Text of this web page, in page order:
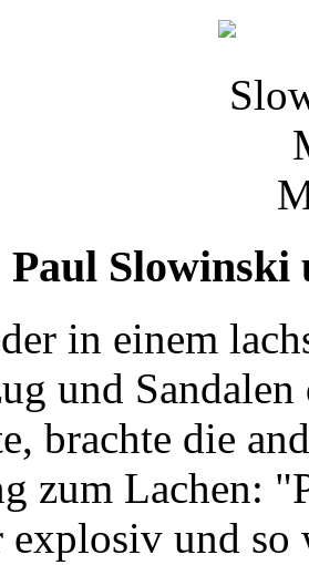
Paul
in einem
und
brachte die
zum Lachen:
explosiv und